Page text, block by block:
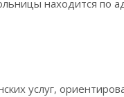
находится по
услуг,